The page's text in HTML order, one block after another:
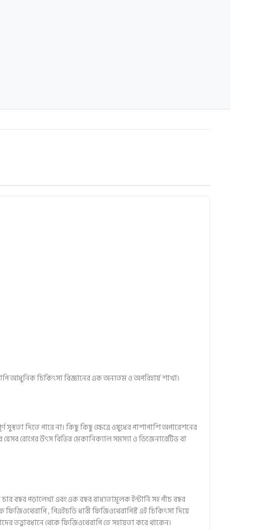
আধুনিক চিকিৎসা বিজ্ঞানের এক অন্যতম ও অপরিহার্য শাখা।
দিতে পারে না। কিছু কিছু ক্ষেত্রে ওষুধের পাশাপাশি অপারেশনের
রোগের উৎস বিভিন্ন মেকানিক্যাল সমস্যা ও ডিজেনারেটিভ বা
বছর পড়ালেখা এবং এক বছর বাধ্যতামূলক ইন্টার্নি সহ পাঁচ বছর
, পিএইচডি ধারী ফিজিওথেরাপিস্ট এই চিকিৎসা দিয়ে
তত্ত্বাবধানে থেকে ফিজিওথেরাপি তে সহায়তা করে থাকেন।